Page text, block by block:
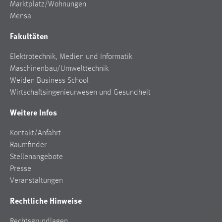
Marktplatz/Wohnungen
Mensa
Fakultäten
Elektrotechnik, Medien und Informatik
Maschinenbau/Umwelttechnik
Weiden Business School
Wirtschaftsingenieurwesen und Gesundheit
Weitere Infos
Kontakt/Anfahrt
Raumfinder
Stellenangebote
Presse
Veranstaltungen
Rechtliche Hinweise
MARKETING
Marketing Cookies werden von Drittanbietern
verwendet, um personalisierte Werbung anzuzeigen.
Google Ads
Name:
Google Ireland Limited